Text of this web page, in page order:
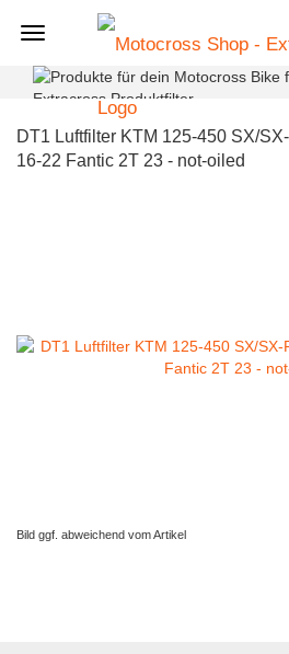
DT1 Luftfilter KTM 125-450 SX/
16-22 Fantic 2T 23 - not-oiled
Bild ggf. abweichend vom Artikel